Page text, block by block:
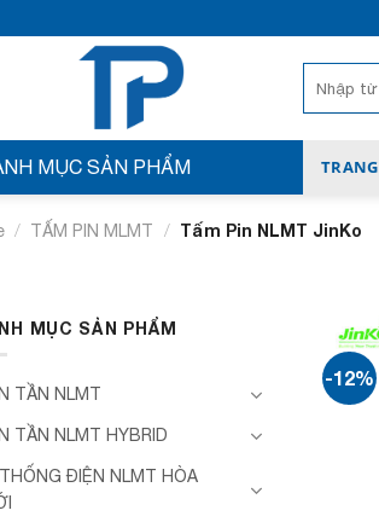
for:
MỤC SẢN PHẨM
/ TẤM PIN MLMT / Tấm Pin NLMT JinKo
MỤC SẢN PHẨM
TẦN NLMT
TẦN NLMT HYBRID
ĐIỆN NLMT HÒA
-12%